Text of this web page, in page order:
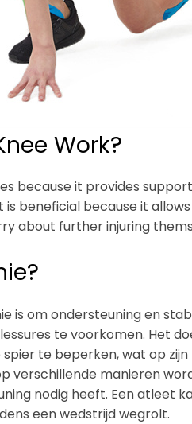
Work?
because it provides
is beneficial because it
about further injuring
is om ondersteuning en
te voorkomen. Het
te beperken, wat op
verschillende manieren
nodig heeft. Een atleet
een wedstrijd wegrolt.